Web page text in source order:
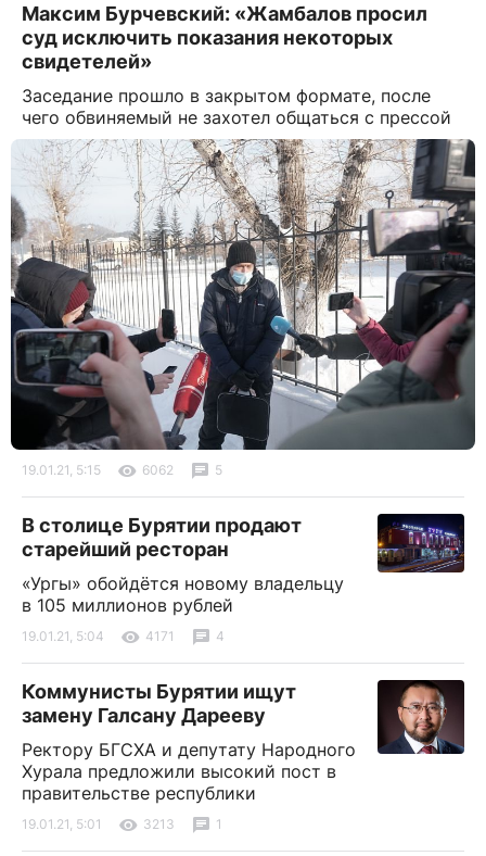
Максим Бурчевский: «Жамбалов просил
суд исключить показания некоторых
свидетелей»
Заседание прошло в закрытом формате, после
чего обвиняемый не захотел общаться с прессой
19.01.21, 5:15 6062 5
В столице Бурятии продают
старейший ресторан
«Ургы» обойдётся новому владельцу
в 105 миллионов рублей
19.01.21, 5:04 4171 4
Коммунисты Бурятии ищут
замену Галсану Дарееву
Ректору БГСХА и депутату Народного
Хурала предложили высокий пост в
правительстве республики
19.01.21, 5:01 3213 1